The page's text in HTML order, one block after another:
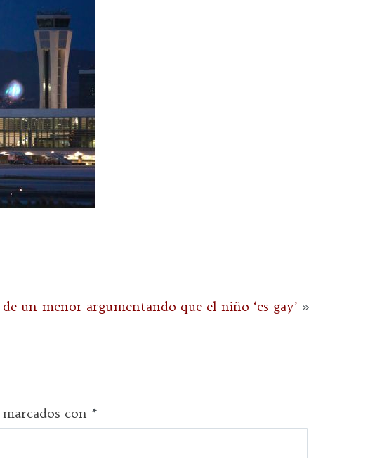
un menor argumentando que el niño ‘es gay’ »
con *